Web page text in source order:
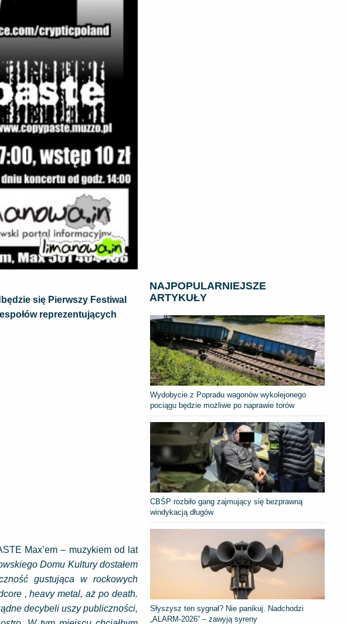
się Pierwszy Festiwal
reprezentujących
Max’em – muzykiem od lat
Domu Kultury dostałem
gustująca w rockowych
, heavy metal, aż po death.
decybeli uszy publiczności,
NAJPOPULARNIEJSZE
ARTYKUŁY
Wydobycie z Popradu wagonów wykolejonego
pociągu będzie możliwe po naprawie torów
CBŚP rozbiło gang zajmujący się bezprawną
windykacją długów
Słyszysz ten sygnał? Nie panikuj. Nadchodzi
„ALARM-2026” – zawyją syreny